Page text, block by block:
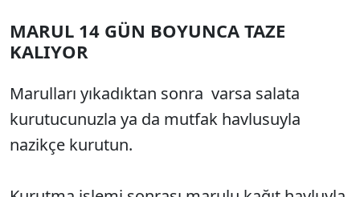
MARUL 14 GÜN BOYUNCA TAZE
KALIYOR
Marulları yıkadıktan sonra varsa salata
kurutucunuzla ya da mutfak havlusuyla
nazikçe kurutun.